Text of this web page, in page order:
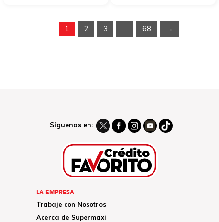
1 2 3 … 68 →
Síguenos en:
LA EMPRESA
Trabaje con Nosotros
Acerca de Supermaxi